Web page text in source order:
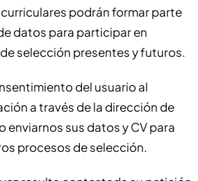
podrán formar parte
datos para participar en
selección presentes y futuros.
del usuario al
a través de la dirección de
enviarnos sus datos y CV para
procesos de selección.